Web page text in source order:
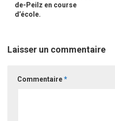
de-Peilz en course
d’école.
Laisser un commentaire
Commentaire*